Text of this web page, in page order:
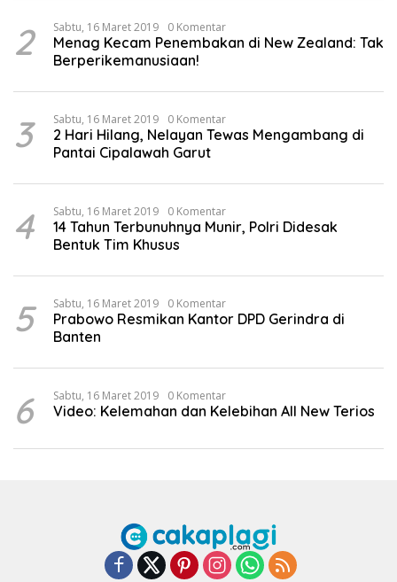
2 Sabtu, 16 Maret 2019 0 Komentar
Menag Kecam Penembakan di New Zealand: Tak
Berperikemanusiaan!
3 Sabtu, 16 Maret 2019 0 Komentar
2 Hari Hilang, Nelayan Tewas Mengambang di
Pantai Cipalawah Garut
4 Sabtu, 16 Maret 2019 0 Komentar
14 Tahun Terbunuhnya Munir, Polri Didesak
Bentuk Tim Khusus
5 Sabtu, 16 Maret 2019 0 Komentar
Prabowo Resmikan Kantor DPD Gerindra di
Banten
6 Sabtu, 16 Maret 2019 0 Komentar
Video: Kelemahan dan Kelebihan All New Terios